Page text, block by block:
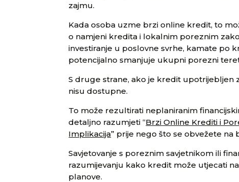
zajmu.
Kada osoba uzme brzi online kredit, to
o namjeni kredita i lokalnim poreznim
investiranje u poslovne svrhe, kamate po
potencijalno smanjuje ukupni porezni
S druge strane, ako je kredit
nisu dostupne.
To može rezultirati neplaniranim
detaljno razumjeti “Brzi Online Krediti i
Implikacija” prije nego što se obvežete na
Savjetovanje s poreznim savjetnikom ili
razumijevanju kako kredit može utjecati
planove.